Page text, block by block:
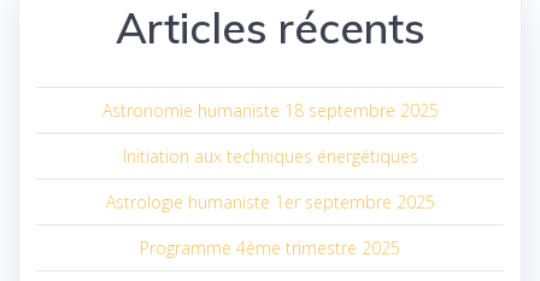
Articles récents
Astronomie humaniste 18 septembre 2025
Initiation aux techniques énergétiques
Astrologie humaniste 1er septembre 2025
Programme 4ème trimestre 2025